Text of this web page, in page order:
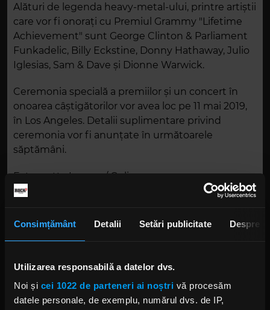
Consimțământ Detalii Setări publicitate Despre
Utilizarea responsabilă a datelor dvs.
Noi și cei 1022 de parteneri ai noștri vă procesăm
datele personale, de exemplu, numărul dvs. de IP,
Alături de legenda heavy-metal-ului, printre artiștii
care vor fi onorați cu Premiul Grammy "Lifetime
Achievement" sunt George Clinton & Parliament
Funkadelic, Billy Eckstine, Donny Hathaway, Julio
Iglesias, Sam & Dave și Dionne Warwick.
Ceremonia specială a premiilor și un concert în
onoarea câștigătorilor vor avea loc pe 11 mai 2019,
în Los Angeles. Detalii suplimentare privind
ceremonia vor fi anunțate în următoarele
săptămâni.
Foto: getty Images/ Guliver.
BLACK SABBATH GRAMMY